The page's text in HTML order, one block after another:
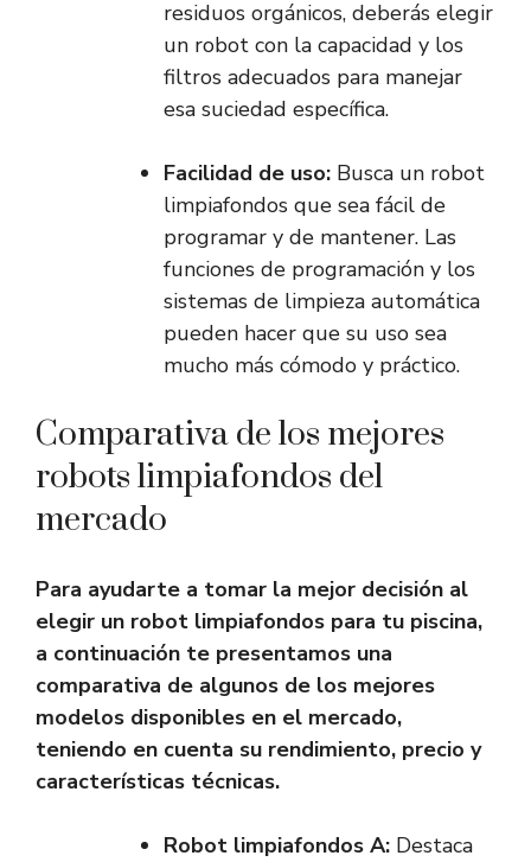
residuos orgánicos, deberás elegir
un robot con la capacidad y los
filtros adecuados para manejar
esa suciedad específica.
Facilidad de uso: Busca un robot
limpiafondos que sea fácil de
programar y de mantener. Las
funciones de programación y los
sistemas de limpieza automática
pueden hacer que su uso sea
mucho más cómodo y práctico.
Comparativa de los mejores
robots limpiafondos del
mercado
Para ayudarte a tomar la mejor decisión al
elegir un robot limpiafondos para tu piscina,
a continuación te presentamos una
comparativa de algunos de los mejores
modelos disponibles en el mercado,
teniendo en cuenta su rendimiento, precio y
características técnicas.
Robot limpiafondos A: Destaca